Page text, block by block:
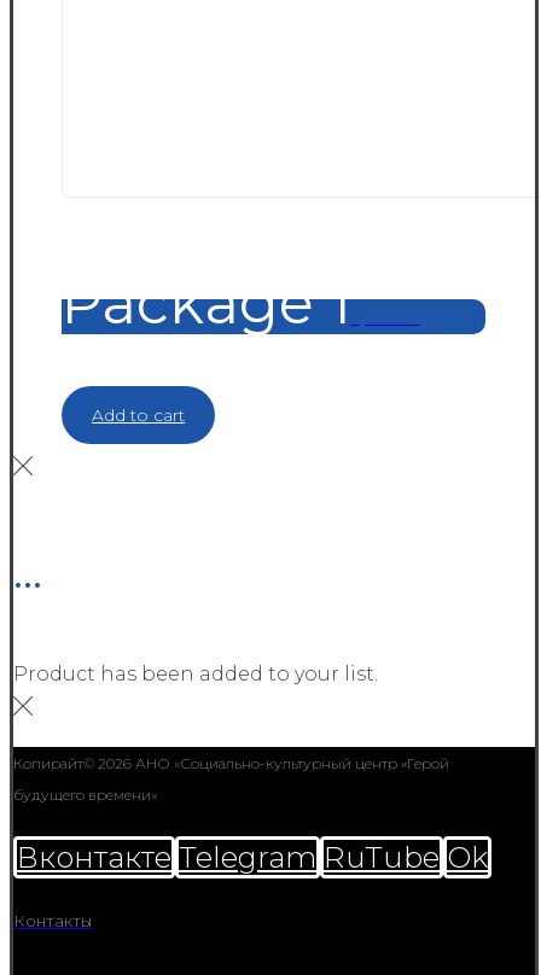
Package 1
Add to cart
...
Product has been added to your list.
Копирайт© 2026 АНО «Социально-культурный центр «Герой
будущего времени»
Вконтакте Telegram RuTube Ok
Контакты